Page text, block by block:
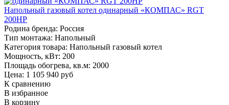
Напольный газовый котел одинарный «КОМПАС» RGT
200HP
Родина бренда: Россия
Тип монтажа: Напольный
Категория товара: Напольный газовый котел
Мощность, кВт: 200
Площадь обогрева, кв.м: 2000
Цена: 1 105 940 руб
К сравнению
В избранное
В корзину